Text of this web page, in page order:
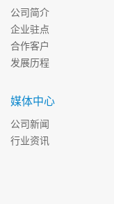
公司简介
企业驻点
合作客户
发展历程
媒体中心
公司新闻
行业资讯